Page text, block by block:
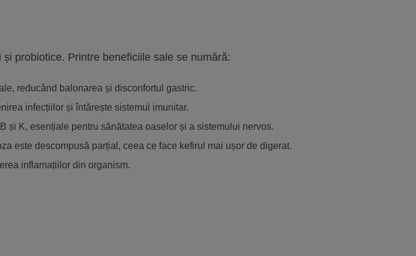
probiotice. Printre beneficiile sale se numără:
reducând balonarea și disconfortul gastric.
infecțiilor și întărește sistemul imunitar.
și K, esențiale pentru sănătatea oaselor și a sistemului nervos.
este descompusă parțial, ceea ce face kefirul mai ușor de digerat.
inflamațiilor din organism.